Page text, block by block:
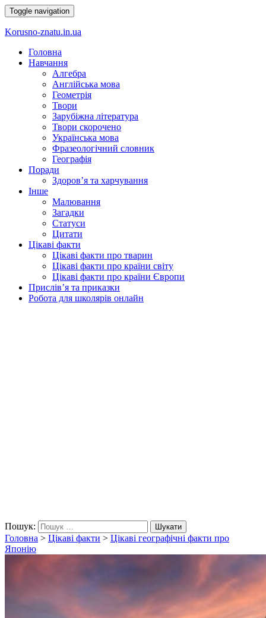
Toggle navigation
Korusno-znatu.in.ua
Головна
Навчання
Алгебра
Англійська мова
Геометрія
Твори
Зарубіжна література
Твори скорочено
Українська мова
Фразеологічний словник
Географія
Поради
Здоров’я та харчування
Інше
Малювання
Загадки
Статуси
Цитати
Цікаві факти
Цікаві факти про тварин
Цікаві факти про країни світу
Цікаві факти про країни Європи
Прислів’я та приказки
Робота для школярів онлайн
Пошук: Шукати
Головна > Цікаві факти > Цікаві географічні факти про
Японію